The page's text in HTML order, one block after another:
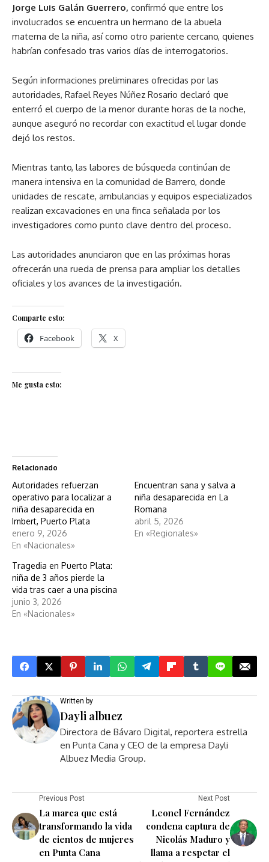
Jorge Luis Galán Guerrero, confirmó que entre los
involucrados se encuentra un hermano de la abuela
materna de la niña, así como otro pariente cercano, quienes
habrían confesado tras varios días de interrogatorios.
Según informaciones preliminares ofrecidas por las
autoridades, Rafael Reyes Núñez Rosario declaró que
enterró el cuerpo de la menor durante horas de la noche,
aunque aseguró no recordar con exactitud el lugar donde
dejó los restos.
Mientras tanto, las labores de búsqueda continúan de
manera intensiva en la comunidad de Barrero, donde
unidades de rescate, ambulancias y equipos especializados
realizan excavaciones en una finca señalada por los
investigadores como punto clave dentro del proceso.
Las autoridades anunciaron que en las próximas horas
ofrecerán una rueda de prensa para ampliar los detalles
oficiales y los avances de la investigación.
Comparte esto:
Facebook X
Me gusta esto:
Relacionado
Autoridades refuerzan
operativo para localizar a
niña desaparecida en
Imbert, Puerto Plata
enero 9, 2026
En «Nacionales»
Encuentran sana y salva a
niña desaparecida en La
Romana
abril 5, 2026
En «Regionales»
Tragedia en Puerto Plata:
niña de 3 años pierde la
vida tras caer a una piscina
junio 3, 2026
En «Nacionales»
Written by
Dayli albuez
Directora de Bávaro Digital, reportera estrella
en Punta Cana y CEO de la empresa Dayli
Albuez Media Group.
Previous Post
La marca que está
transformando la vida
de cientos de mujeres
en Punta Cana
Next Post
Leonel Fernández
condena captura de
Nicolás Maduro y
llama a respetar el